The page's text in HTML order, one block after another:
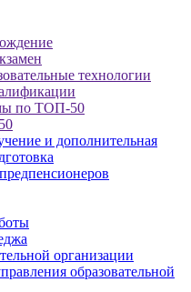
технологии
по ТОП-50
и дополнительная
организации
образовательной